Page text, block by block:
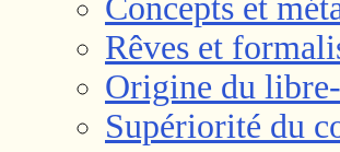
Concepts et
Rêves et
Origine du
Supériorité du